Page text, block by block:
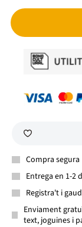
Compra segura
Entrega en 1-2
Registra't i
Enviament
text, joguines i